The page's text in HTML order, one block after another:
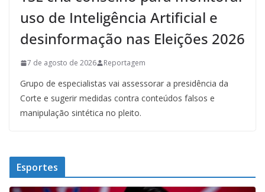
uso de Inteligência Artificial e
desinformação nas Eleições 2026
7 de agosto de 2026 Reportagem
Grupo de especialistas vai assessorar a presidência da
Corte e sugerir medidas contra conteúdos falsos e
manipulação sintética no pleito.
Esportes